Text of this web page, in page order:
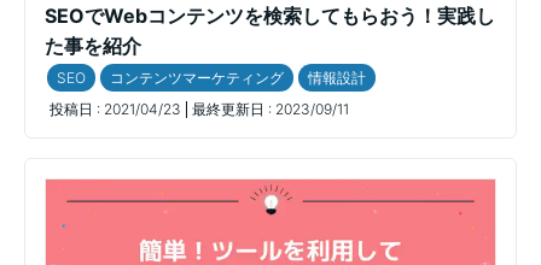
SEOでWebコンテンツを検索してもらおう！実践し
た事を紹介
SEO コンテンツマーケティング
情報設計
投稿日 : 2021/04/23 最終更新日 : 2023/09/11